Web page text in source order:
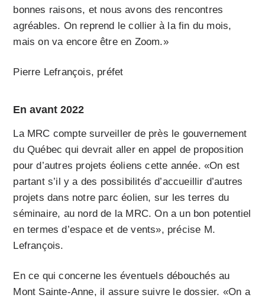
bonnes raisons, et nous avons des rencontres
agréables. On reprend le collier à la fin du mois,
mais on va encore être en Zoom.»
Pierre Lefrançois, préfet
En avant 2022
La MRC compte surveiller de près le gouvernement
du Québec qui devrait aller en appel de proposition
pour d’autres projets éoliens cette année. «On est
partant s’il y a des possibilités d’accueillir d’autres
projets dans notre parc éolien, sur les terres du
séminaire, au nord de la MRC. On a un bon potentiel
en termes d’espace et de vents», précise M.
Lefrançois.
En ce qui concerne les éventuels débouchés au
Mont Sainte-Anne, il assure suivre le dossier. «On a